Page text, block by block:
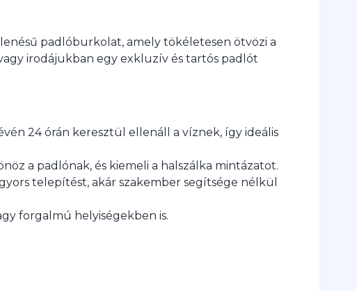
padlóburkolat, amely tökéletesen ötvözi a
irodájukban egy exkluzív és tartós padlót
24 órán keresztül ellenáll a víznek, így ideális
a padlónak, és kiemeli a halszálka mintázatot.
telepítést, akár szakember segítsége nélkül
forgalmú helyiségekben is.